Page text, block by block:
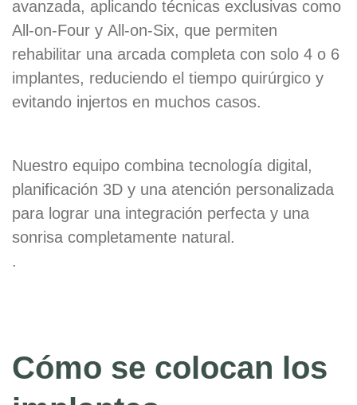
avanzada, aplicando técnicas exclusivas como
All-on-Four y All-on-Six, que permiten
rehabilitar una arcada completa con solo 4 o 6
implantes, reduciendo el tiempo quirúrgico y
evitando injertos en muchos casos.
Nuestro equipo combina tecnología digital,
planificación 3D y una atención personalizada
para lograr una integración perfecta y una
sonrisa completamente natural.
.
Cómo se colocan los